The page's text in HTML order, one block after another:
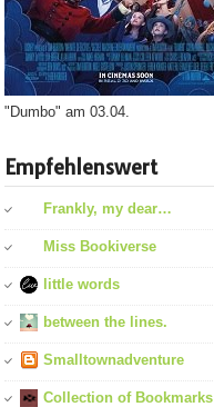
"Dumbo" am 03.04.
Empfehlenswert
Frankly, my dear…
Miss Bookiverse
little words
between the lines.
Smalltownadventure
Collection of Bookmarks